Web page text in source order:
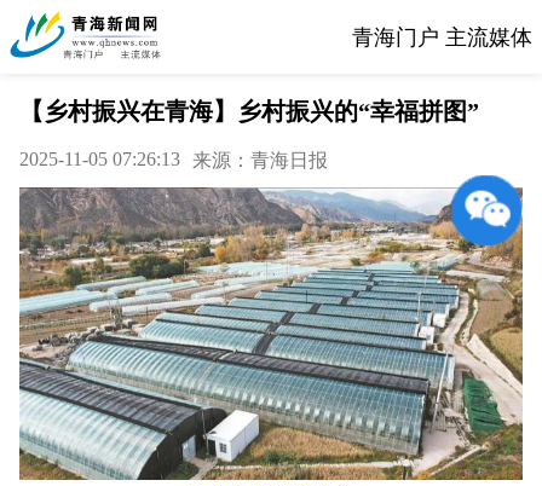
青海门户 主流媒体
【乡村振兴在青海】乡村振兴的“幸福拼图”
2025-11-05 07:26:13 来源：青海日报